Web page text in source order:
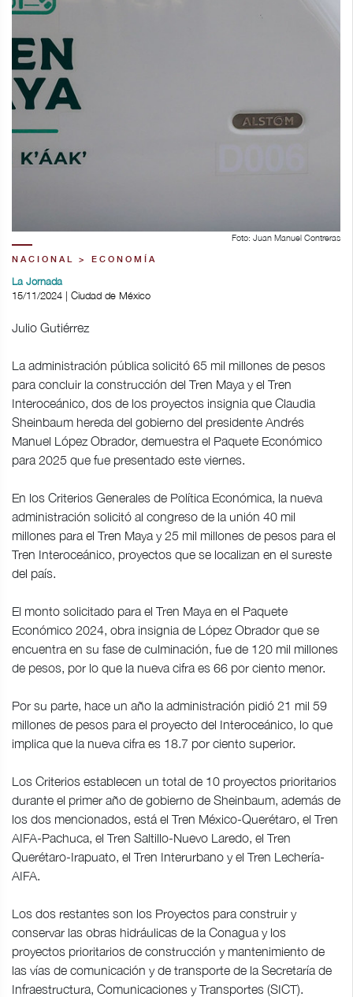
Foto: Juan Manuel Contreras
NACIONAL > ECONOMÍA
La Jornada
15/11/2024 | Ciudad de México
Julio Gutiérrez
La administración pública solicitó 65 mil millones de pesos
para concluir la construcción del Tren Maya y el Tren
Interoceánico, dos de los proyectos insignia que Claudia
Sheinbaum hereda del gobierno del presidente Andrés
Manuel López Obrador, demuestra el Paquete Económico
para 2025 que fue presentado este viernes.
En los Criterios Generales de Política Económica, la nueva
administración solicitó al congreso de la unión 40 mil
millones para el Tren Maya y 25 mil millones de pesos para el
Tren Interoceánico, proyectos que se localizan en el sureste
del país.
El monto solicitado para el Tren Maya en el Paquete
Económico 2024, obra insignia de López Obrador que se
encuentra en su fase de culminación, fue de 120 mil millones
de pesos, por lo que la nueva cifra es 66 por ciento menor.
Por su parte, hace un año la administración pidió 21 mil 59
millones de pesos para el proyecto del Interoceánico, lo que
implica que la nueva cifra es 18.7 por ciento superior.
Los Criterios establecen un total de 10 proyectos prioritarios
durante el primer año de gobierno de Sheinbaum, además de
los dos mencionados, está el Tren México-Querétaro, el Tren
AIFA-Pachuca, el Tren Saltillo-Nuevo Laredo, el Tren
Querétaro-Irapuato, el Tren Interurbano y el Tren Lechería-
AIFA.
Los dos restantes son los Proyectos para construir y
conservar las obras hidráulicas de la Conagua y los
proyectos prioritarios de construcción y mantenimiento de
las vías de comunicación y de transporte de la Secretaría de
Infraestructura, Comunicaciones y Transportes (SICT).